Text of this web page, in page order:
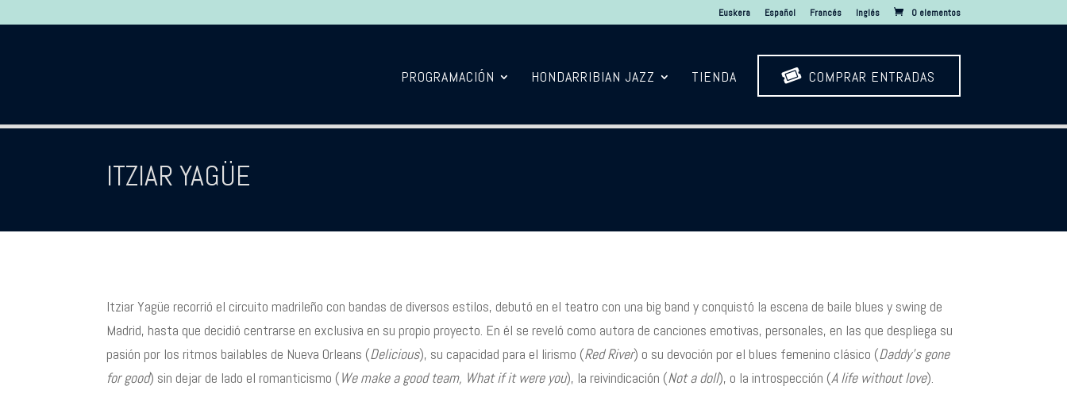
Euskera Español Francés Inglés 0 elementos
PROGRAMACIÓN HONDARRIBIAN JAZZ TIENDA  COMPRAR ENTRADAS
ITZIAR YAGÜE
Itziar Yagüe recorrió el circuito madrileño con bandas de diversos estilos, debutó en el teatro con una big band y conquistó la escena de baile blues y swing de
Madrid, hasta que decidió centrarse en exclusiva en su propio proyecto. En él se reveló como autora de canciones emotivas, personales, en las que despliega su
pasión por los ritmos bailables de Nueva Orleans (Delicious), su capacidad para el lirismo (Red River) o su devoción por el blues femenino clásico (Daddy’s gone
for good) sin dejar de lado el romanticismo (We make a good team, What if it were you), la reivindicación (Not a doll), o la introspección (A life without love).